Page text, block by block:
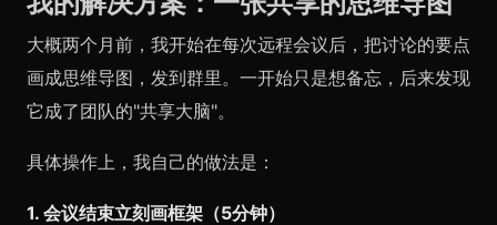
大概两个月前，我开始在每次远程会议后，把讨论的要点
画成思维导图，发到群里。一开始只是想备忘，后来发现
它成了团队的"共享大脑"。
具体操作上，我自己的做法是：
1. 会议结束立刻画框架（5分钟）